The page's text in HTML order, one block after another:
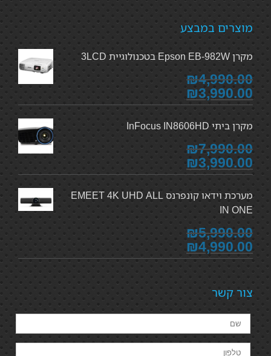
מוצרים במבצע
מקרן Epson EB-982W בטכנולוגיית 3LCD
₪4,990.00
₪3,990.00
מקרן ביתי InFocus IN8606HD
₪7,990.00
₪3,990.00
מערכת וידאו קונפרנס EMEET 4K UHD ALL
IN ONE
₪5,990.00
₪4,990.00
צור קשר